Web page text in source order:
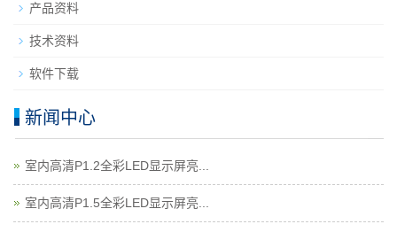
产品资料
技术资料
软件下载
新闻中心
室内高清P1.2全彩LED显示屏亮...
室内高清P1.5全彩LED显示屏亮...